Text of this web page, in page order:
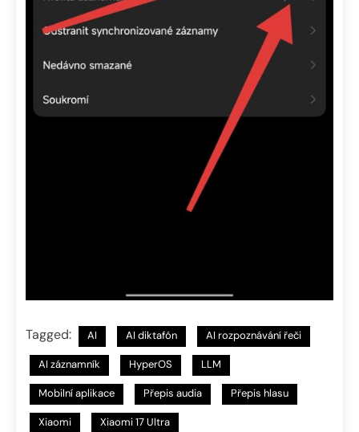
Tagged: AI AI diktafón AI rozpoznávání řeči
AI záznamník HyperOS LLM
Mobilní aplikace Přepis audia Přepis hlasu
Xiaomi Xiaomi 17 Ultra